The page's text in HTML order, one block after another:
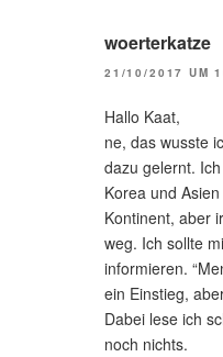
woerterkatze
21/10/2017 UM
Hallo Kaat,
ne, das wusste
dazu gelernt.
Korea und
Kontinent, aber
weg. Ich sollte
informieren.
ein Einstieg,
Dabei lese ich
noch nichts.